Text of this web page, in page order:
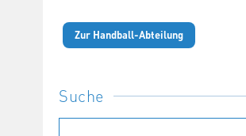
Zur Handball-Abteilung
Suche